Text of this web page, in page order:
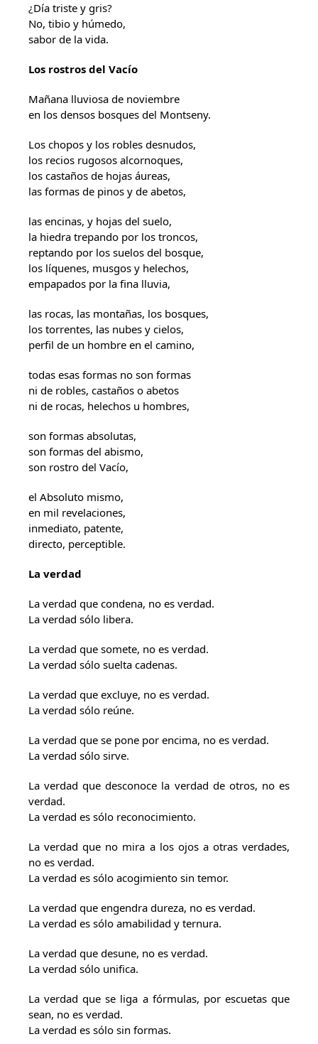
¿Día triste y gris?
No, tibio y húmedo,
sabor de la vida.
Los rostros del Vacío
Mañana lluviosa de noviembre
en los densos bosques del Montseny.
Los chopos y los robles desnudos,
los recios rugosos alcornoques,
los castaños de hojas áureas,
las formas de pinos y de abetos,
las encinas, y hojas del suelo,
la hiedra trepando por los troncos,
reptando por los suelos del bosque,
los líquenes, musgos y helechos,
empapados por la fina lluvia,
las rocas, las montañas, los bosques,
los torrentes, las nubes y cielos,
perfil de un hombre en el camino,
todas esas formas no son formas
ni de robles, castaños o abetos
ni de rocas, helechos u hombres,
son formas absolutas,
son formas del abismo,
son rostro del Vacío,
el Absoluto mismo,
en mil revelaciones,
inmediato, patente,
directo, perceptible.
La verdad
La verdad que condena, no es verdad.
La verdad sólo libera.
La verdad que somete, no es verdad.
La verdad sólo suelta cadenas.
La verdad que excluye, no es verdad.
La verdad sólo reúne.
La verdad que se pone por encima, no es verdad.
La verdad sólo sirve.
La verdad que desconoce la verdad de otros, no es
verdad.
La verdad es sólo reconocimiento.
La verdad que no mira a los ojos a otras verdades,
no es verdad.
La verdad es sólo acogimiento sin temor.
La verdad que engendra dureza, no es verdad.
La verdad es sólo amabilidad y ternura.
La verdad que desune, no es verdad.
La verdad sólo unifica.
La verdad que se liga a fórmulas, por escuetas que
sean, no es verdad.
La verdad es sólo sin formas.